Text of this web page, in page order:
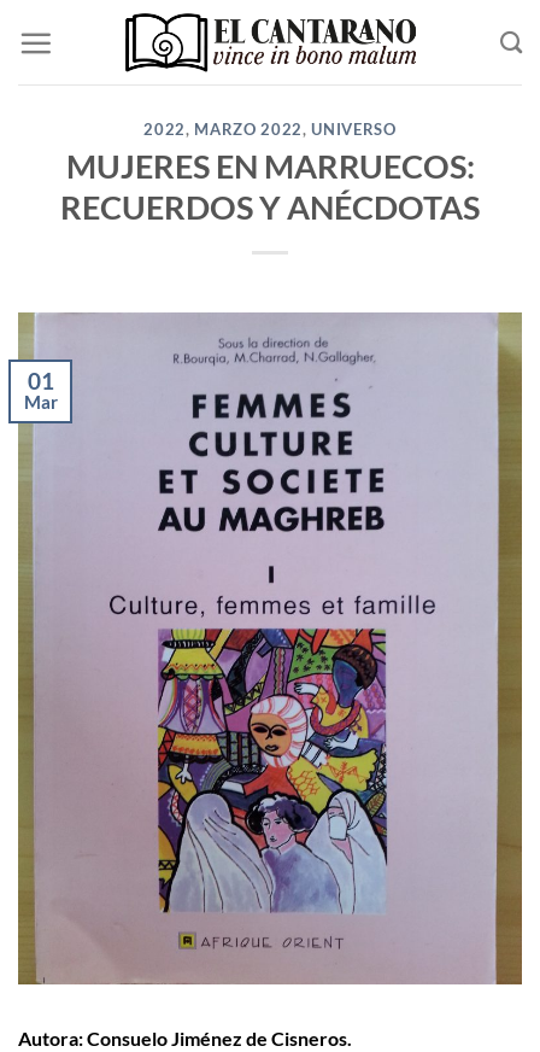
contenido
2022, MARZO 2022,UNIVERSO
MUJERES EN MARRUECOS:
RECUERDOS Y ANÉCDOTAS
01
Mar
Autora:Consuelo Jiménez de Cisneros.